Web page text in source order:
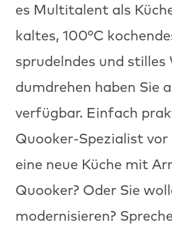
es Mul­ti­tal­ent als
kaltes, 100°C
sprudel­ndes und
dum­drehen haben Sie
ver­füg­bar. Ein­fach
Quook­er-Spezial­ist vor
eine neue Küche mit
Quook­er? Oder Sie
mod­ernisieren?